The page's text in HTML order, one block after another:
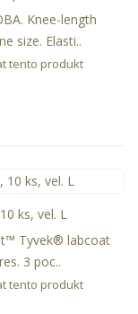
Knee-length
size. Elasti..
tento produkt
ks, vel. L
Tyvek® labcoat
3 poc..
tento produkt